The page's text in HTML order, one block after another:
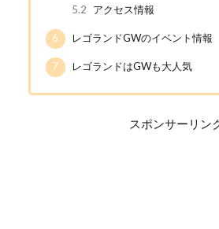
5.2 アクセス情報
6 レゴランドGWのイベント情報
7 レゴランドはGWも大人気
スポンサーリン